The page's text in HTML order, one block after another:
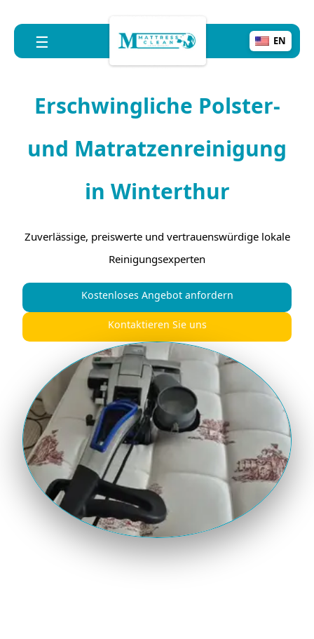
☰ EN
Erschwingliche Polster-
und Matratzenreinigung
in Winterthur
Zuverlässige, preiswerte und vertrauenswürdige lokale
Reinigungsexperten
Kostenloses Angebot anfordern
Kontaktieren Sie uns